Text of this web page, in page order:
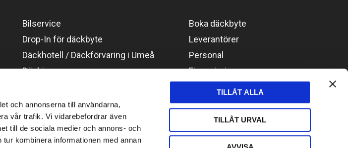
och annonserna till användarna,
vår trafik. Vi vidarebefordrar även
till de sociala medier och annons- och
kombinera informationen med annan
TILLÅT ALLA
TILLÅT URVAL
Bilservice
Drop-In för däckbyte
Däckhotell / Däckförvaring i Umeå
Däckjour
Fälgar
Hjulinställning
Nitrogen
Boka däckbyte
Leverantörer
Personal
Finansiering
Vanliga frågor
Kontakta oss